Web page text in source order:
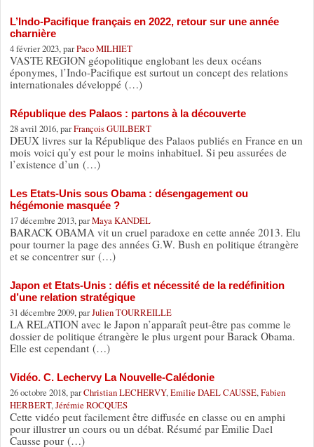
L’Indo-Pacifique français en 2022, retour sur une année
charnière
4 février 2023, parPaco MILHIET
VASTE REGION géopolitique englobant les deux océans
éponymes, l’Indo-Pacifique est surtout un concept des relations
internationales développé (…)
République des Palaos : partons à la découverte
28 avril 2016, parFrançois GUILBERT
DEUX livres sur la République des Palaos publiés en France en un
mois voici qu’y est pour le moins inhabituel. Si peu assurées de
l’existence d’un (…)
Les Etats-Unis sous Obama : désengagement ou
hégémonie masquée ?
17 décembre 2013, parMaya KANDEL
BARACK OBAMA vit un cruel paradoxe en cette année 2013. Elu
pour tourner la page des années G.W. Bush en politique étrangère
et se concentrer sur (…)
Japon et Etats-Unis : défis et nécessité de la redéfinition
d’une relation stratégique
31 décembre 2009, parJulien TOURREILLE
LA RELATION avec le Japon n’apparaît peut-être pas comme le
dossier de politique étrangère le plus urgent pour Barack Obama.
Elle est cependant (…)
Vidéo. C. Lechervy La Nouvelle-Calédonie
26 octobre 2018, parChristian LECHERVY, Emilie DAEL CAUSSE, Fabien
HERBERT, Jérémie ROCQUES
Cette vidéo peut facilement être diffusée en classe ou en amphi
pour illustrer un cours ou un débat. Résumé par Emilie Dael
Causse pour (…)